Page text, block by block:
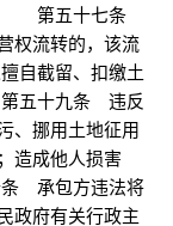
。 第五十七条
权流转的，该流
截留、扣缴土
五十九条 违反
、挪用土地征用
造成他人损害
承包方违法将
政府有关行政主